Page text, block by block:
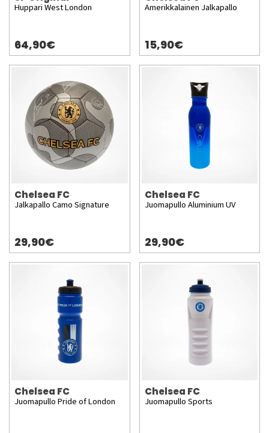
Huppari West London
64,90€
Amerikkalainen Jalkapallo
15,90€
Chelsea FC
Jalkapallo Camo Signature
29,90€
Chelsea FC
Juomapullo Aluminium UV
29,90€
Chelsea FC
Juomapullo Pride of London
Chelsea FC
Juomapullo Sports